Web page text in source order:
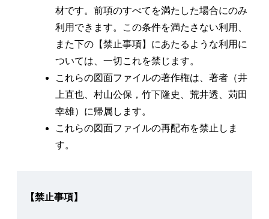
材です。前項のすべてを満たした場合にのみ
利用できます。この条件を満たさない利用、
また下の【禁止事項】にあたるような利用に
ついては、一切これを禁じます。
これらの図面ファイルの著作権は、著者（井
上直也、村山公保，竹下隆史、荒井透、苅田
幸雄）に帰属します。
これらの図面ファイルの再配布を禁止しま
す。
【禁止事項】